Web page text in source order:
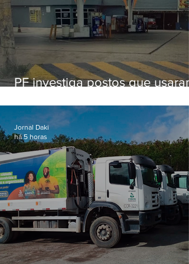
PF investiga postos que usaram
secretário morto em 2020
Jornal Daki
há 5 horas